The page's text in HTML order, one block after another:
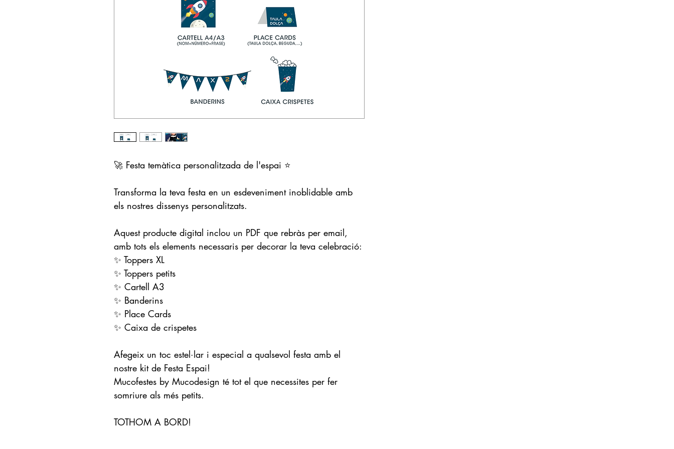
🚀 Festa temàtica personalitzada de l'espai ⭐️
Transforma la teva festa en un esdeveniment inoblidable amb
els nostres dissenys personalitzats.
Aquest producte digital inclou un PDF que rebràs per email,
amb tots els elements necessaris per decorar la teva celebració:
✨ Toppers XL
✨ Toppers petits
✨ Cartell A3
✨ Banderins
✨ Place Cards
✨ Caixa de crispetes
Afegeix un toc estel·lar i especial a qualsevol festa amb el
nostre kit de Festa Espai!
Mucofestes by Mucodesign té tot el que necessites per fer
somriure als més petits.
TOTHOM A BORD!